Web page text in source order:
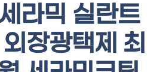
라믹 실란트
장광택제 최